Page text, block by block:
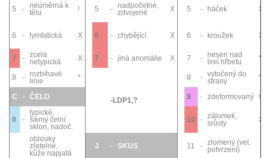
5 -
neúměrná k
tělu
! 5 -
nadpočetné,
zdvojené
X 5 - háček X
6 - lymfatická X 6 - chybějící X 6 - kroužek X
7 - zcela
netypická
X 7 - jiná anomálie X 7 -
nesen nad
linií hřbetu
*
8 - rozbíhavé
linie
*
-LDP1,?
8 - vytočený do
strany
*
C - ČELO 9 - zdeformovaný !
0 -
typické,
šikmý čelní
sklon, nadoč.
10 - zálomek,
srůsty
X
oblouky
zřetelné,
kůže napjatá
J - SKUS 11 - zlomený (vet.
potvrzení)